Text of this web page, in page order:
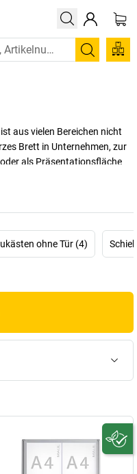
Suchen
ist aus vielen Bereichen nicht
Brett in Unternehmen, zur
als Präsentationsfläche
dort, wo wichtige
ohne Tür (4)